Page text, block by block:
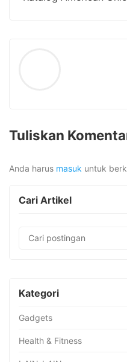
Tuliskan
Anda harus masuk untuk
Cari Artikel
Kategori
Gadgets
Health & Fitness